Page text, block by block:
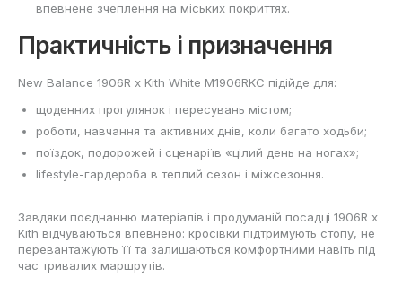
впевнене зчеплення на міських покриттях.
Практичність і призначення
New Balance 1906R x Kith White M1906RKC підійде для:
щоденних прогулянок і пересувань містом;
роботи, навчання та активних днів, коли багато ходьби;
поїздок, подорожей і сценаріїв «цілий день на ногах»;
lifestyle-гардероба в теплий сезон і міжсезоння.
Завдяки поєднанню матеріалів і продуманій посадці 1906R x
Kith відчуваються впевнено: кросівки підтримують стопу, не
перевантажують її та залишаються комфортними навіть під
час тривалих маршрутів.